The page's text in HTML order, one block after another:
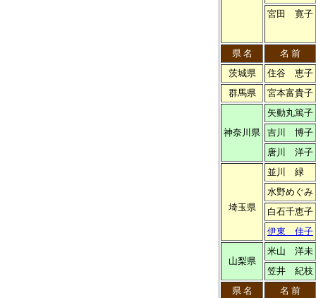
宮田 寛子
県 名
名 前
茨城県
住谷 恵子
群馬県
宮本富貴子
神奈川県
矢動丸篤子
吉川 博子
唐川 洋子
埼玉県
並川 緑
水野めぐみ
白石千恵子
伊東 佳子
山梨県
米山 洋未
笠井 紀枝
県 名
名 前